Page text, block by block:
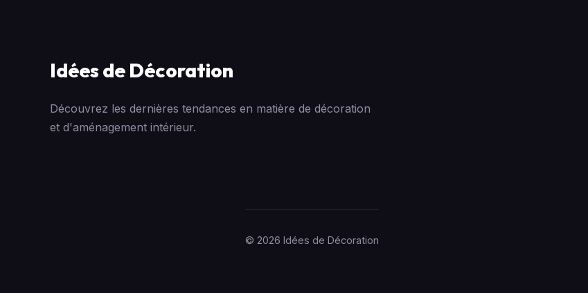
Idées de Décoration
Découvrez les dernières tendances en matière de décoration
et d'aménagement intérieur.
© 2026 Idées de Décoration